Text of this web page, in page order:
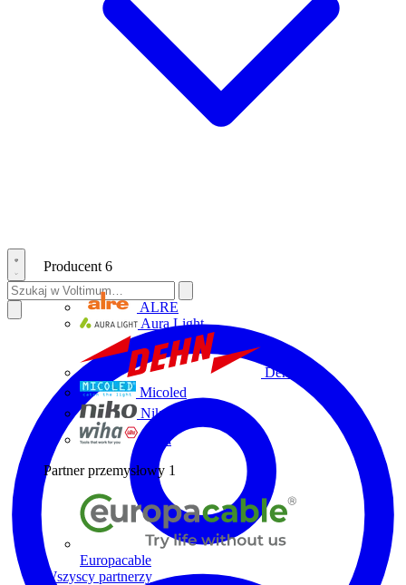
Producent 6
ALRE
Aura Light
Dehn
Micoled
Niko
Wiha
Partner przemysłowy 1
Europacable
Wszyscy partnerzy